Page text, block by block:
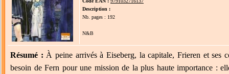
Description :
Nb. pages : 192
N&B
Résumé : À peine arrivés à Eiseberg, la capitale, Frieren et ses
besoin de Fern pour une mission de la plus haute importance :